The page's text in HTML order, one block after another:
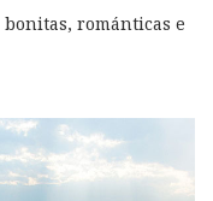
románticas e